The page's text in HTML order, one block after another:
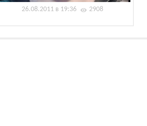
26.08.2011 в 19:36 2908